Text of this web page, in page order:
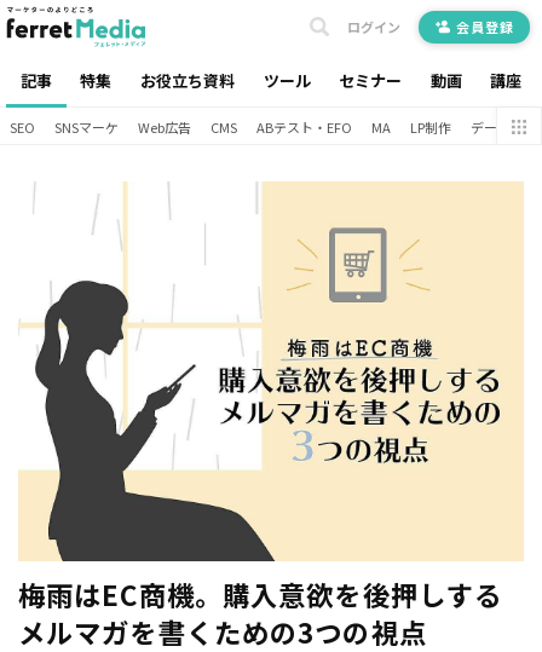
記事 特集 お役立ち資料 ツール セミナー 動画 講座
ログイン 会員登録
SEO SNSマーケ Web広告 CMS ABテスト・EFO MA LP制作 データ分析
梅雨はEC商機。購入意欲を後押しする
メルマガを書くための3つの視点